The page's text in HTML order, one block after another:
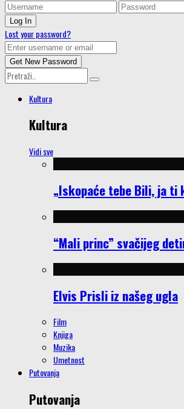
Lost your password?
Kultura
Kultura
Vidi sve
„Iskopaće tebe Bili, ja ti
“Mali princ” svačijeg
Elvis Prisli iz našeg ugla
Film
Knjiga
Muzika
Umetnost
Putovanja
Putovanja